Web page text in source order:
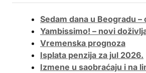
Sedam dana u Beogradu
Yambissimo! – novi
Vremenska prognoza
Isplata penzija za jul 2026.
Izmene u saobraćaju i na